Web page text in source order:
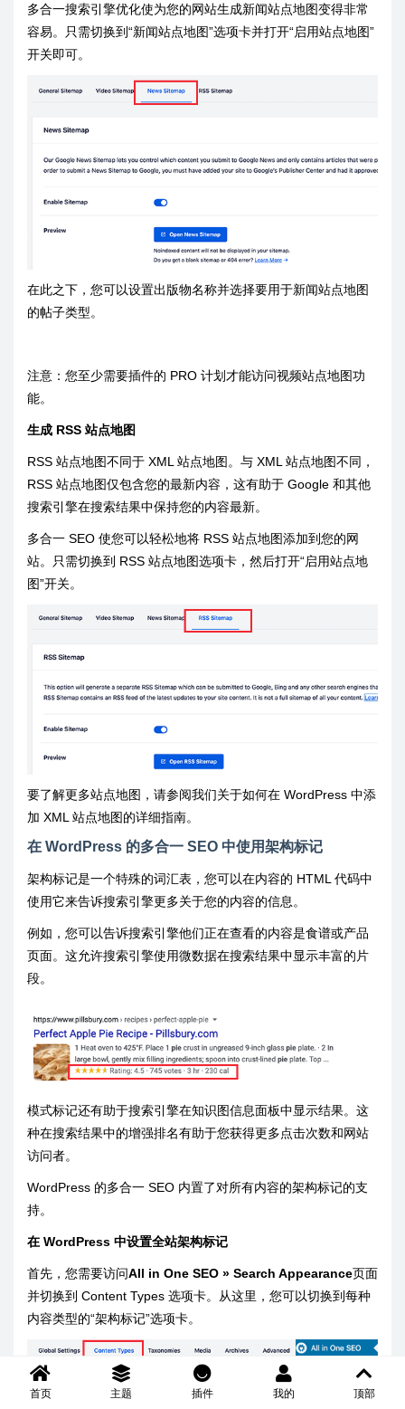
多合一搜索引擎优化使为您的网站生成新闻站点地图变得非常
容易。只需切换到“新闻站点地图”选项卡并打开“启用站点地图”
开关即可。
在此之下，您可以设置出版物名称并选择要用于新闻站点地图
的帖子类型。
注意：您至少需要插件的 PRO 计划才能访问视频站点地图功
能。
生成 RSS 站点地图
RSS 站点地图不同于 XML 站点地图。与 XML 站点地图不同，
RSS 站点地图仅包含您的最新内容，这有助于 Google 和其他
搜索引擎在搜索结果中保持您的内容最新。
多合一 SEO 使您可以轻松地将 RSS 站点地图添加到您的网
站。只需切换到 RSS 站点地图选项卡，然后打开“启用站点地
图”开关。
要了解更多站点地图，请参阅我们关于如何在 WordPress 中添
加 XML 站点地图的详细指南。
在 WordPress 的多合一 SEO 中使用架构标记
架构标记是一个特殊的词汇表，您可以在内容的 HTML 代码中
使用它来告诉搜索引擎更多关于您的内容的信息。
例如，您可以告诉搜索引擎他们正在查看的内容是食谱或产品
页面。这允许搜索引擎使用微数据在搜索结果中显示丰富的片
段。
模式标记还有助于搜索引擎在知识图信息面板中显示结果。这
种在搜索结果中的增强排名有助于您获得更多点击次数和网站
访问者。
WordPress 的多合一 SEO 内置了对所有内容的架构标记的支
持。
在 WordPress 中设置全站架构标记
首先，您需要访问All in One SEO » Search Appearance页面
并切换到 Content Types 选项卡。从这里，您可以切换到每种
内容类型的“架构标记”选项卡。
首页 主题 插件 我的 顶部